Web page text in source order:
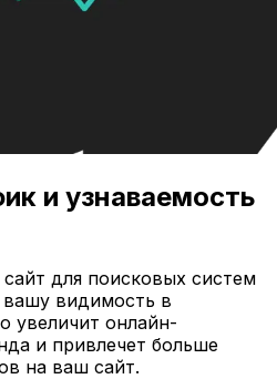
и узнаваемость
для поисковых систем
вашу видимость в
увеличит онлайн-
и привлечет больше
на ваш сайт.